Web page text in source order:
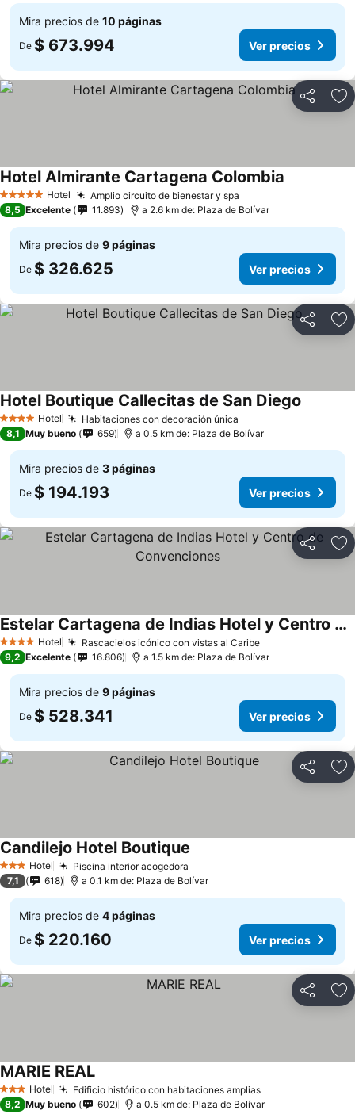
Mira precios de 10 páginas
De $ 673.994 Ver precios
Compartir
5 Estrellas Hotel Amplio circuito de bienestar y spa
Hotel Almirante Cartagena Colombia
8,5 Excelente 11.893 a 2.6 km de: Plaza de Bolívar
Mira precios de 9 páginas
De $ 326.625 Ver precios
Compartir
4 EstrellasHotel Habitaciones con decoración única
Hotel Boutique Callecitas de San Diego
8,1 Muy bueno 659 a 0.5 km de: Plaza de Bolívar
Mira precios de 3 páginas
De $ 194.193 Ver precios
Compartir
4 EstrellasHotel Rascacielos icónico con vistas al Caribe
Estelar Cartagena de Indias Hotel y Centro de Convenciones
9,2 Excelente 16.806 a 1.5 km de: Plaza de Bolívar
Mira precios de 9 páginas
De $ 528.341 Ver precios
Compartir
3 Estrellas
Hotel Piscina interior acogedora
Candilejo Hotel Boutique
7,1 618 a 0.1 km de: Plaza de Bolívar
Mira precios de 4 páginas
De $ 220.160 Ver precios
Compartir
3 Estrellas
Hotel Edificio histórico con habitaciones amplias
MARIE REAL
8,2 Muy bueno 602 a 0.5 km de: Plaza de Bolívar